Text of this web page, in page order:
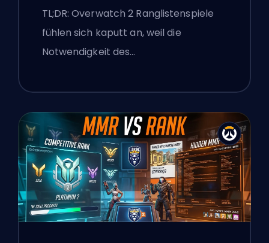
überlegenen Lobbys von
Overwatch 2 repariert
TL;DR: Overwatch 2 Ranglistenspiele
fühlen sich kaputt an, weil die
Notwendigkeit des…